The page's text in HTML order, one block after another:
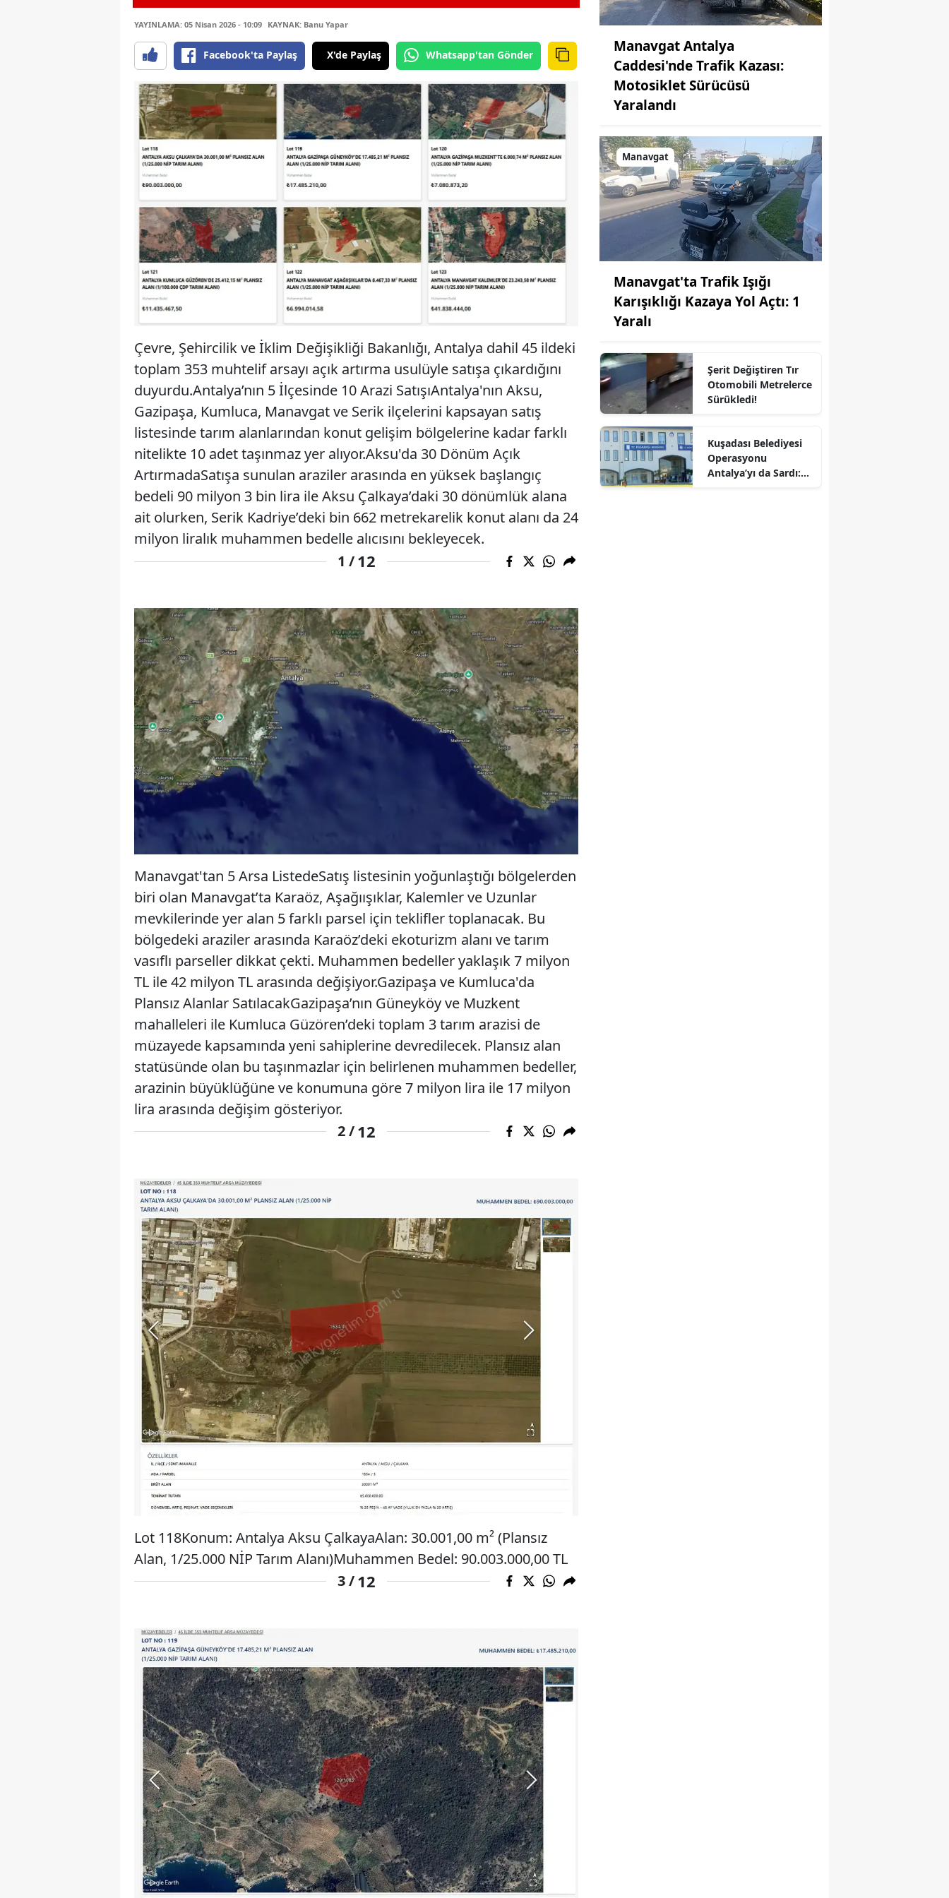
YAYINLAMA: 05 Nisan 2026 - 10:09 KAYNAK: Banu Yapar
Facebook'ta Paylaş X'de Paylaş Whatsapp'tan Gönder
Çevre, Şehircilik ve İklim Değişikliği Bakanlığı, Antalya dahil 45 ildeki
toplam 353 muhtelif arsayı açık artırma usulüyle satışa çıkardığını
duyurdu.Antalya’nın 5 İlçesinde 10 Arazi SatışıAntalya'nın Aksu,
Gazipaşa, Kumluca, Manavgat ve Serik ilçelerini kapsayan satış
listesinde tarım alanlarından konut gelişim bölgelerine kadar farklı
nitelikte 10 adet taşınmaz yer alıyor.Aksu'da 30 Dönüm Açık
ArtırmadaSatışa sunulan araziler arasında en yüksek başlangıç
bedeli 90 milyon 3 bin lira ile Aksu Çalkaya’daki 30 dönümlük alana
ait olurken, Serik Kadriye’deki bin 662 metrekarelik konut alanı da 24
milyon liralık muhammen bedelle alıcısını bekleyecek.
1 /12
Manavgat'tan 5 Arsa ListedeSatış listesinin yoğunlaştığı bölgelerden
biri olan Manavgat’ta Karaöz, Aşağıışıklar, Kalemler ve Uzunlar
mevkilerinde yer alan 5 farklı parsel için teklifler toplanacak. Bu
bölgedeki araziler arasında Karaöz’deki ekoturizm alanı ve tarım
vasıflı parseller dikkat çekti. Muhammen bedeller yaklaşık 7 milyon
TL ile 42 milyon TL arasında değişiyor.Gazipaşa ve Kumluca'da
Plansız Alanlar SatılacakGazipaşa’nın Güneyköy ve Muzkent
mahalleleri ile Kumluca Güzören’deki toplam 3 tarım arazisi de
müzayede kapsamında yeni sahiplerine devredilecek. Plansız alan
statüsünde olan bu taşınmazlar için belirlenen muhammen bedeller,
arazinin büyüklüğüne ve konumuna göre 7 milyon lira ile 17 milyon
lira arasında değişim gösteriyor.
2 /12
Lot 118Konum: Antalya Aksu ÇalkayaAlan: 30.001,00 m² (Plansız
Alan, 1/25.000 NİP Tarım Alanı)Muhammen Bedel: 90.003.000,00 TL
3 /12
Manavgat Antalya
Caddesi'nde Trafik Kazası:
Motosiklet Sürücüsü
Yaralandı
Manavgat
Manavgat'ta Trafik Işığı
Karışıklığı Kazaya Yol Açtı: 1
Yaralı
Şerit Değiştiren Tır
Otomobili Metrelerce
Sürükledi!
Kuşadası Belediyesi
Operasyonu
Antalya’yı da Sardı: